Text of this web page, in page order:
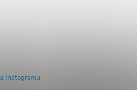
Instagramu